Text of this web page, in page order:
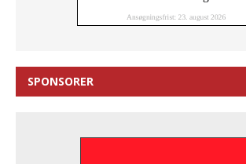
SPONSORER